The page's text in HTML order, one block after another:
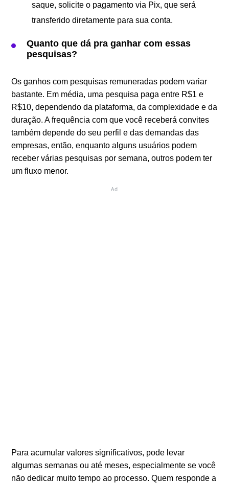
saque, solicite o pagamento via Pix, que será
transferido diretamente para sua conta.
Quanto que dá pra ganhar com essas
pesquisas?
Os ganhos com pesquisas remuneradas podem variar
bastante. Em média, uma pesquisa paga entre R$1 e
R$10, dependendo da plataforma, da complexidade e da
duração. A frequência com que você receberá convites
também depende do seu perfil e das demandas das
empresas, então, enquanto alguns usuários podem
receber várias pesquisas por semana, outros podem ter
um fluxo menor.
Ad
Para acumular valores significativos, pode levar
algumas semanas ou até meses, especialmente se você
não dedicar muito tempo ao processo. Quem responde a